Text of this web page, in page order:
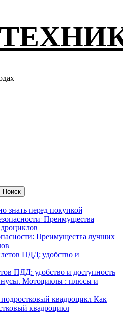
знать перед покупкой
Преимущества лучших
ПДД: удобство и доступность
Мотоциклы : плюсы и
Как
квадроцикл